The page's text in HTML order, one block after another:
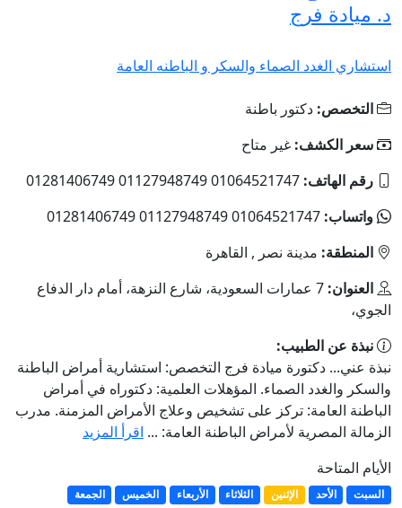
د. ميادة فرج
استشاري الغدد الصماء والسكر و الباطنه العامة
التخصص: دكتور باطنة
سعر الكشف: غير متاح
رقم الهاتف: 01064521747 01127948749 01281406749
واتساب: 01064521747 01127948749 01281406749
المنطقة: مدينة نصر , القاهرة
العنوان:
7 عمارات السعودية، شارع النزهة، أمام دار الدفاع
الجوي،
نبذة عن الطبيب:
نبذة عني... دكتورة ميادة فرج التخصص: استشارية أمراض الباطنة
والسكر والغدد الصماء. المؤهلات العلمية: دكتوراه في أمراض
الباطنة العامة: تركز على تشخيص وعلاج الأمراض المزمنة. مدرب
الزمالة المصرية لأمراض الباطنة العامة: ... اقرأ المزيد
الأيام المتاحة
السبت الأحد الإثنين الثلاثاء الأربعاء الخميس الجمعة